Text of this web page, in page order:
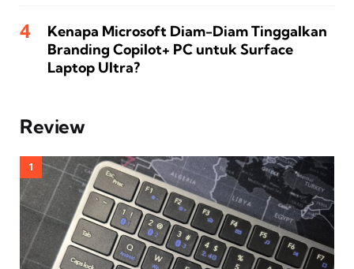
Kenapa Microsoft Diam-Diam Tinggalkan
Branding Copilot+ PC untuk Surface
Laptop Ultra?
Review